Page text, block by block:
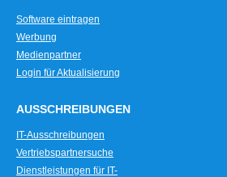
Software eintragen
Werbung
Medienpartner
Login für Aktualisierung
AUSSCHREIBUNGEN
IT-Ausschreibungen
Vertriebspartnersuche
Dienstleistungen für IT-